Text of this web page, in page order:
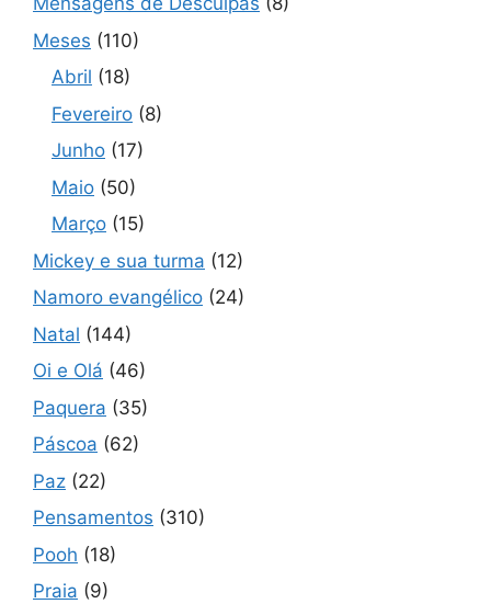
Meses (110)
Abril (18)
Fevereiro (8)
Junho (17)
Maio (50)
Março (15)
Mickey e sua turma (12)
Namoro evangélico (24)
Natal (144)
Oi e Olá (46)
Paquera (35)
Páscoa (62)
Paz (22)
Pensamentos (310)
Pooh (18)
Praia (9)